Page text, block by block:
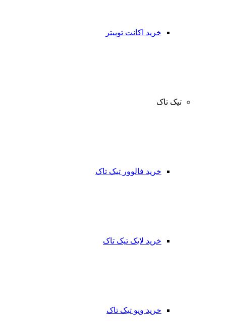
خرید اکانت توییتر
تیک تاک
خرید فالوور تیک تاک
خرید لایک تیک تاک
خرید ویو تیک تاک